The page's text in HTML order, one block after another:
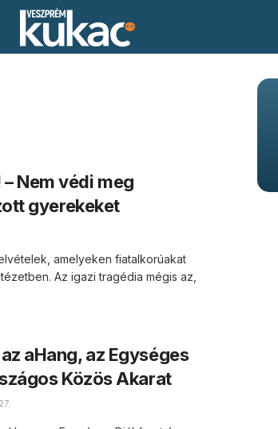
– Nem védi meg
gyerekeket
amelyeken fiatalkorúakat
Az igazi tragédia mégis az,
aHang, az Egységes
Közös Akarat